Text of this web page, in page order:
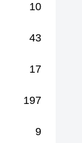
10
43
17
197
9